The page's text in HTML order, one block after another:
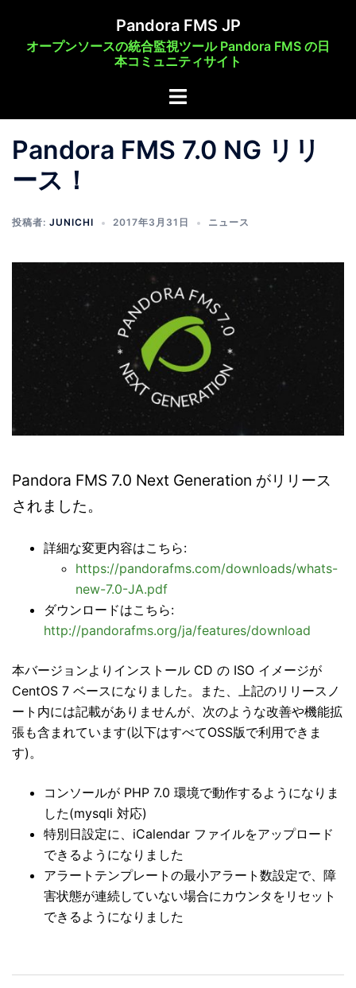
Pandora FMS JP
オープンソースの統合監視ツール Pandora FMS の日
本コミュニティサイト
ト
メ
ー
Pandora FMS 7.0 NG リリ
ース！
投稿者: JUNICHI 2017年3月31日 ニュース
Pandora FMS 7.0 Next Generation がリリース
されました。
詳細な変更内容はこちら:
https://pandorafms.com/downloads/whats-
new-7.0-JA.pdf
ダウンロードはこちら:
http://pandorafms.org/ja/features/download
本バージョンよりインストール CD の ISO イメージが
CentOS 7 ベースになりました。また、上記のリリースノ
ート内には記載がありませんが、次のような改善や機能拡
張も含まれています(以下はすべてOSS版で利用できま
す)。
コンソールが PHP 7.0 環境で動作するようになりま
した(mysqli 対応)
特別日設定に、iCalendar ファイルをアップロード
できるようになりました
アラートテンプレートの最小アラート数設定で、障
害状態が連続していない場合にカウンタをリセット
できるようになりました